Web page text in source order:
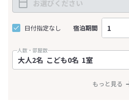
日付指定なし 宿泊期間
人数・部屋数
もっと見る